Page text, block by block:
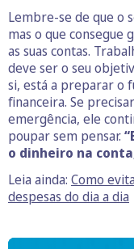
Lembre-se de que o
mas o que consegue
as suas contas.
deve ser o seu
si, está a preparar o
financeira. Se
emergência, ele
poupar sem pensar.
o dinheiro na
Leia ainda: Como
despesas do dia a dia